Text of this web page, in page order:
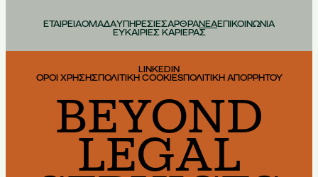
ΕΤΑΙΡΕΙΑΟΜΑΔΑΥΠΗΡΕΣΙΕΣΑΡΘΡΑΝΕΑΕΠΙΚΟΙΝΩΝΙΑ
ΕΥΚΑΙΡΙΕΣ ΚΑΡΙΕΡΑΣ
LINKEDIN
ΟΡΟΙ ΧΡΗΣΗΣΠΟΛΙΤΙΚΗ COOKIESΠΟΛΙΤΙΚΗ ΑΠΟΡΡΗΤΟΥ
BEYOND
LEGAL